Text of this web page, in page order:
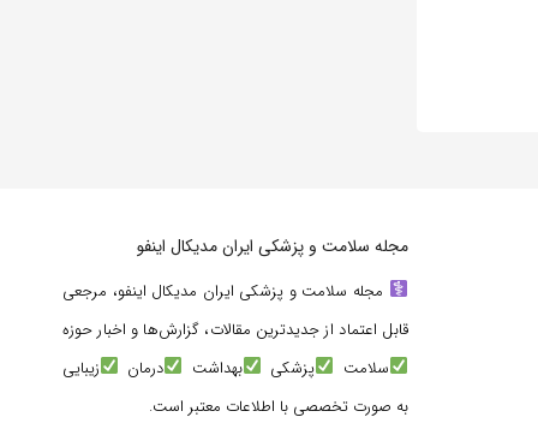
مجله سلامت و پزشکی ایران مدیکال اینفو
مجله سلامت و پزشکی ایران مدیکال اینفو، مرجعی
قابل اعتماد از جدیدترین مقالات، گزارش‌ها و اخبار حوزه
سلامت
پزشکی بهداشت درمان
زیبایی
به صورت تخصصی با اطلاعات معتبر است.